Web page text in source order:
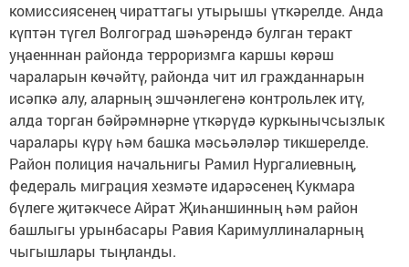
комиссиясенең чираттагы утырышы үткәрелде. Анда
күптән түгел Волгоград шәһәрендә булган теракт
уңаенннан районда терроризмга каршы көрәш
чараларын көчәйтү, районда чит ил гражданнарын
исәпкә алу, аларның эшчәнлегенә контрольлек итү,
алда торган бәйрәмнәрне үткәрүдә куркынычсызлык
чаралары күрү һәм башка мәсьәләләр тикшерелде.
Район полиция начальнигы Рамил Нургалиевның,
федераль миграция хезмәте идарәсенең Кукмара
бүлеге җитәкчесе Айрат Җиһаншинның һәм район
башлыгы урынбасары Равия Каримуллиналарның
чыгышлары тыңланды.